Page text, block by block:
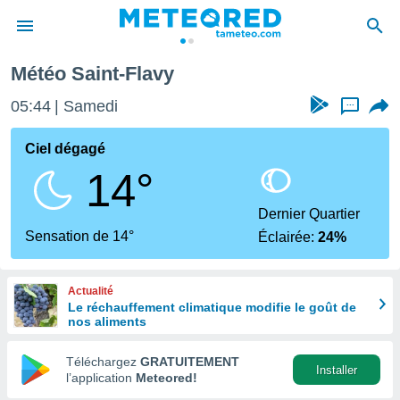
de
en
Météo Saint-Flavy
05:44 Samedi ...
Ciel dégagé
14°
Sensation de 14°
Dernier Quartier
Éclairée:24%
Actualité
Le réchauffement climatique modifie le goût de
nos aliments
Téléchargez GRATUITEMENT
l’application Meteored!
Installer